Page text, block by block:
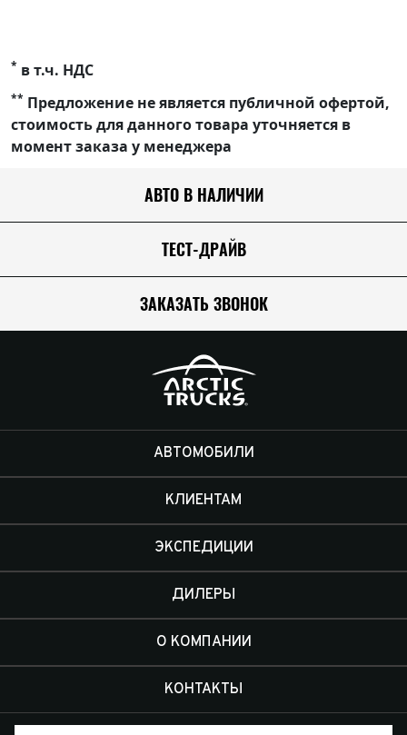
* в т.ч. НДС
** Предложение не является публичной офертой,
стоимость для данного товара уточняется в
момент заказа у менеджера
АВТО В НАЛИЧИИ
ТЕСТ-ДРАЙВ
ЗАКАЗАТЬ ЗВОНОК
АВТОМОБИЛИ
КЛИЕНТАМ
ЭКСПЕДИЦИИ
ДИЛЕРЫ
О КОМПАНИИ
КОНТАКТЫ